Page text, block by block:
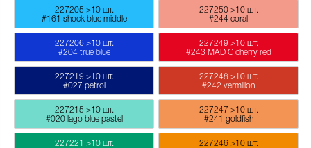
227205
#161 shock blue middle
>10 шт.
227206
#204 true blue
>10 шт.
227219
#027 petrol
>10 шт.
227215
#020 lago blue pastel
>10 шт.
227221 >10 шт.
227250
#244 coral
>10 шт.
227249
#243 MAD C cherry red
>10 шт.
227248
#242 vermilion
>10 шт.
227247
#241 goldfish
>10 шт.
227246 >10 шт.